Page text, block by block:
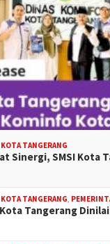
KOTA TANGERANG
Sinergi, SMSI Kota
KOTA TANGERANG
Kota Tangerang